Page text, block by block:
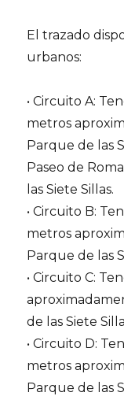
El trazado
urbanos:
• Circuito A:
metros
Parque de las
Paseo de
las Siete Sillas.
• Circuito B:
metros
Parque de las
• Circuito C:
de las Siete
• Circuito D:
metros
Parque de las